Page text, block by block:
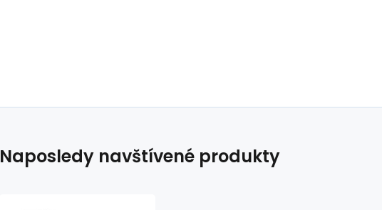
Naposledy navštívené produkty